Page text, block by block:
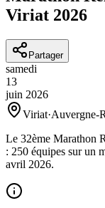
Viriat 2026
Partager
samedi
13
juin 2026
Viriat·Auvergne-
Le 32ème Marathon
: 250 équipes sur un
avril 2026.